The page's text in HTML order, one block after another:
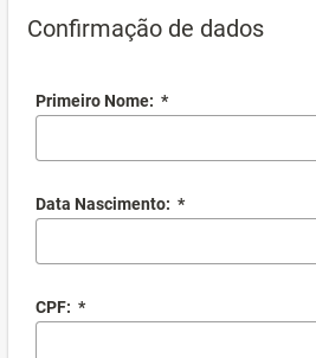
Confirmação de dados
Primeiro Nome: *
Data Nascimento: *
CPF: *